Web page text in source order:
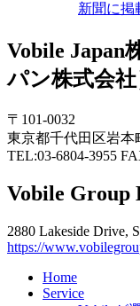
新聞に掲
Vobile Japan
パン株式会社
〒101-0032
東京都千代田区岩本
TEL:03-6804-3955
Vobile Group
2880 Lakeside Drive,
https://
Home
Service